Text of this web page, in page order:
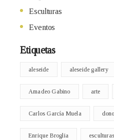
Esculturas
Eventos
Etiquetas
aleseide aleseide gallery
Amadeo Gabino arte
Carlos García Muela
Enrique Broglia esculturas